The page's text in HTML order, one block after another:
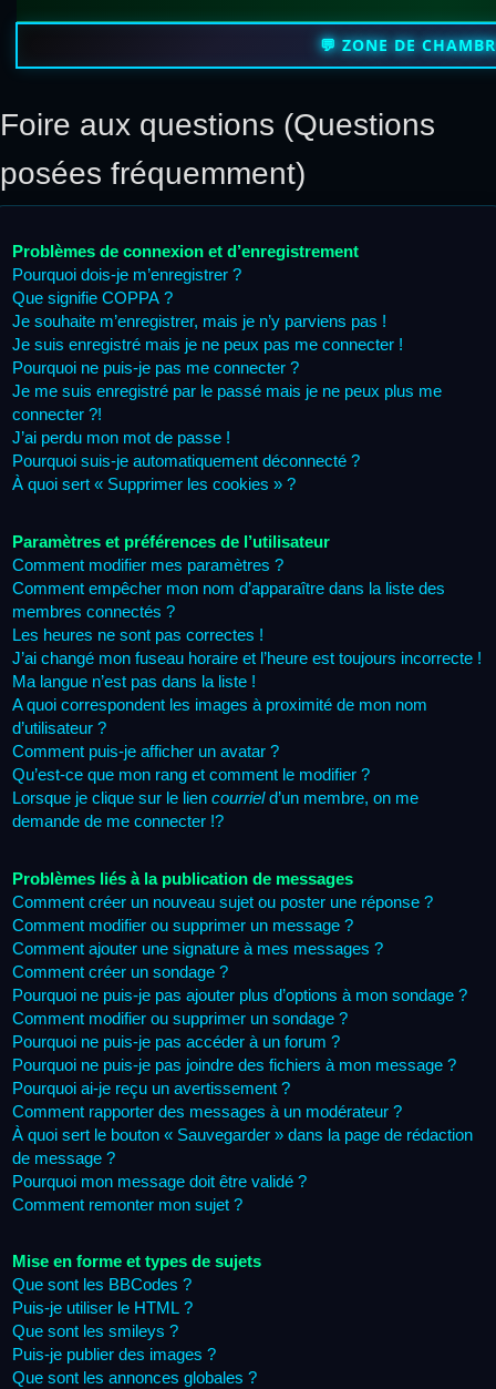
💬 ZONE DE
Foire aux questions (Questions
posées fréquemment)
Problèmes de connexion et d’enregistrement
Pourquoi dois-je m’enregistrer ?
Que signifie COPPA ?
Je souhaite m’enregistrer, mais je n’y parviens pas !
Je suis enregistré mais je ne peux pas me connecter !
Pourquoi ne puis-je pas me connecter ?
Je me suis enregistré par le passé mais je ne peux plus me
connecter ?!
J’ai perdu mon mot de passe !
Pourquoi suis-je automatiquement déconnecté ?
À quoi sert « Supprimer les cookies » ?
Paramètres et préférences de l’utilisateur
Comment modifier mes paramètres ?
Comment empêcher mon nom d’apparaître dans la liste des
membres connectés ?
Les heures ne sont pas correctes !
J’ai changé mon fuseau horaire et l’heure est toujours incorrecte !
Ma langue n’est pas dans la liste !
A quoi correspondent les images à proximité de mon nom
d’utilisateur ?
Comment puis-je afficher un avatar ?
Qu’est-ce que mon rang et comment le modifier ?
Lorsque je clique sur le lien courrield’un membre, on me
demande de me connecter !?
Problèmes liés à la publication de messages
Comment créer un nouveau sujet ou poster une réponse ?
Comment modifier ou supprimer un message ?
Comment ajouter une signature à mes messages ?
Comment créer un sondage ?
Pourquoi ne puis-je pas ajouter plus d’options à mon sondage ?
Comment modifier ou supprimer un sondage ?
Pourquoi ne puis-je pas accéder à un forum ?
Pourquoi ne puis-je pas joindre des fichiers à mon message ?
Pourquoi ai-je reçu un avertissement ?
Comment rapporter des messages à un modérateur ?
À quoi sert le bouton « Sauvegarder » dans la page de rédaction
de message ?
Pourquoi mon message doit être validé ?
Comment remonter mon sujet ?
Mise en forme et types de sujets
Que sont les BBCodes ?
Puis-je utiliser le HTML ?
Que sont les smileys ?
Puis-je publier des images ?
Que sont les annonces globales ?